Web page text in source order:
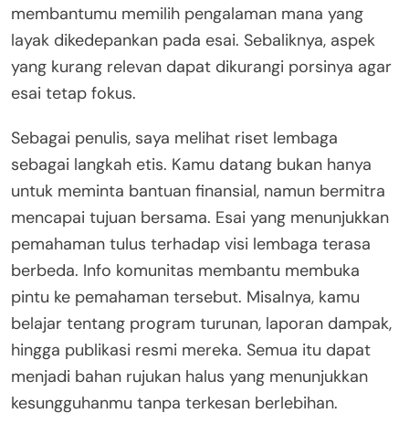
membantumu memilih pengalaman mana yang
layak dikedepankan pada esai. Sebaliknya, aspek
yang kurang relevan dapat dikurangi porsinya agar
esai tetap fokus.
Sebagai penulis, saya melihat riset lembaga
sebagai langkah etis. Kamu datang bukan hanya
untuk meminta bantuan finansial, namun bermitra
mencapai tujuan bersama. Esai yang menunjukkan
pemahaman tulus terhadap visi lembaga terasa
berbeda. Info komunitas membantu membuka
pintu ke pemahaman tersebut. Misalnya, kamu
belajar tentang program turunan, laporan dampak,
hingga publikasi resmi mereka. Semua itu dapat
menjadi bahan rujukan halus yang menunjukkan
kesungguhanmu tanpa terkesan berlebihan.